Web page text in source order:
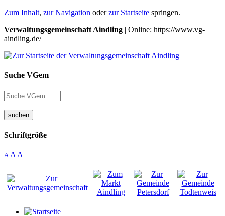
Zum Inhalt, zur Navigation oderzur Startseite springen.
Verwaltungsgemeinschaft Aindling | Online: https://www.vg-
aindling.de/
Suche VGem
suchen
Schriftgröße
A A A